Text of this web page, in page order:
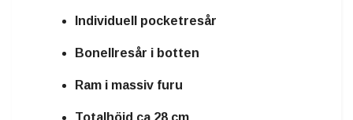
Individuell pocketresår
Bonellresår i botten
Ram i massiv furu